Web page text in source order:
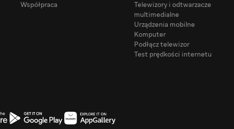
Współpraca
Telewizory i odtwarzacze
multimedialne
Urządzenia mobilne
Komputer
Podłącz telewizor
Test prędkości internetu